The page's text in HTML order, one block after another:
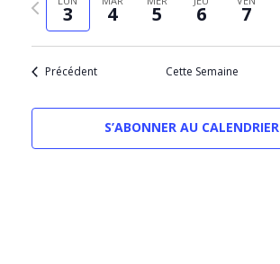
date
3 4 5 6 7
précédente
Précédent Cette Semaine
S’ABONNER AU CALENDRIER